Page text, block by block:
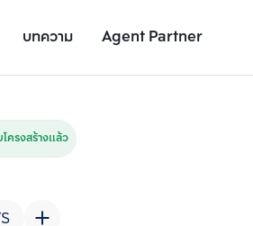
บทความ Agent Partner
รายละเอียดยูนิต
ครงสร้างแล้ว